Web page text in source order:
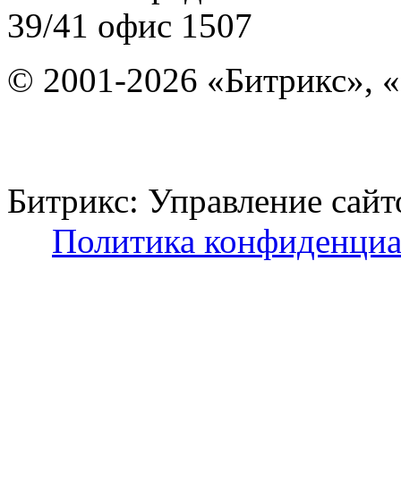
39/41 офис 1507
© 2001-2026 «Битрикс»,
Битрикс: Управление
Политика